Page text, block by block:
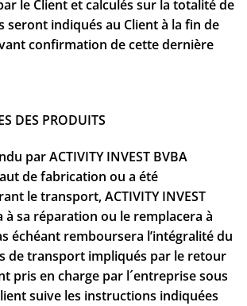
le Client et calculés sur la totalité de
seront indiqués au Client à la fin de
confirmation de cette dernière
DES PRODUITS
par ACTIVITY INVEST BVBA
de fabrication ou a été
le transport, ACTIVITY INVEST
à sa réparation ou le remplacera à
échéant remboursera l’intégralité du
de transport impliqués par le retour
pris en charge par l´entreprise sous
suive les instructions indiquées